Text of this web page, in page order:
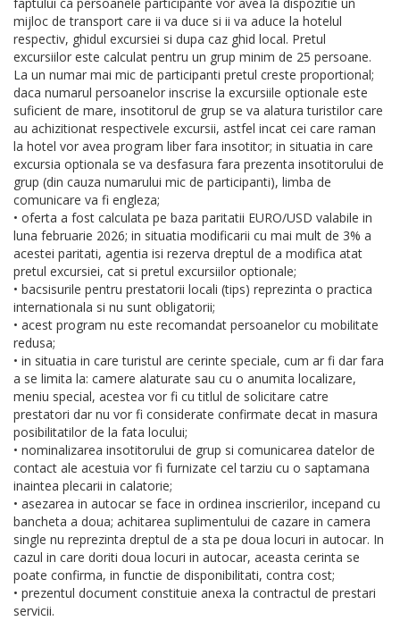
mijloc de transport care ii va duce si ii va aduce la hotelul
respectiv, ghidul excursiei si dupa caz ghid local. Pretul
excursiilor este calculat pentru un grup minim de 25 persoane.
La un numar mai mic de participanti pretul creste proportional;
daca numarul persoanelor inscrise la excursiile optionale este
suficient de mare, insotitorul de grup se va alatura turistilor care
au achizitionat respectivele excursii, astfel incat cei care raman
la hotel vor avea program liber fara insotitor; in situatia in care
excursia optionala se va desfasura fara prezenta insotitorului de
grup (din cauza numarului mic de participanti), limba de
comunicare va fi engleza;
• oferta a fost calculata pe baza paritatii EURO/USD valabile in
luna februarie 2026; in situatia modificarii cu mai mult de 3% a
acestei paritati, agentia isi rezerva dreptul de a modifica atat
pretul excursiei, cat si pretul excursiilor optionale;
• bacsisurile pentru prestatorii locali (tips) reprezinta o practica
internationala si nu sunt obligatorii;
• acest program nu este recomandat persoanelor cu mobilitate
redusa;
• in situatia in care turistul are cerinte speciale, cum ar fi dar fara
a se limita la: camere alaturate sau cu o anumita localizare,
meniu special, acestea vor fi cu titlul de solicitare catre
prestatori dar nu vor fi considerate confirmate decat in masura
posibilitatilor de la fata locului;
• nominalizarea insotitorului de grup si comunicarea datelor de
contact ale acestuia vor fi furnizate cel tarziu cu o saptamana
inaintea plecarii in calatorie;
• asezarea in autocar se face in ordinea inscrierilor, incepand cu
bancheta a doua; achitarea suplimentului de cazare in camera
single nu reprezinta dreptul de a sta pe doua locuri in autocar. In
cazul in care doriti doua locuri in autocar, aceasta cerinta se
poate confirma, in functie de disponibilitati, contra cost;
• prezentul document constituie anexa la contractul de prestari
servicii.